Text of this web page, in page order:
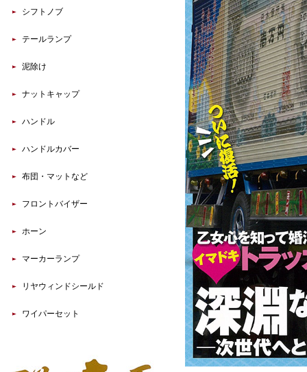
シフトノブ
テールランプ
泥除け
ナットキャップ
ハンドル
ハンドルカバー
布団・マットなど
フロントバイザー
ホーン
マーカーランプ
リヤウィンドシールド
ワイパーセット